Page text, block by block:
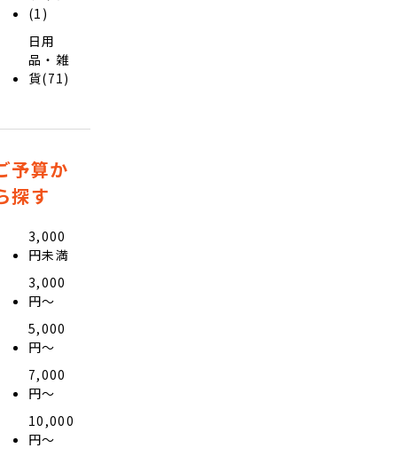
(1)
日用
品・雑
貨(71)
予算か
探す
3,000
円未満
3,000
円〜
5,000
円〜
7,000
円〜
10,000
円〜